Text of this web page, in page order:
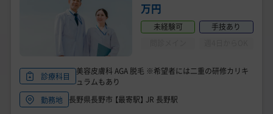
万円
未経験可
手技あり
診療科目
美容皮膚科 AGA 脱毛 ※希望者には二重の研修カリキ
ュラムもあり
勤務地
長野県長野市 【最寄駅】 JR 長野駅